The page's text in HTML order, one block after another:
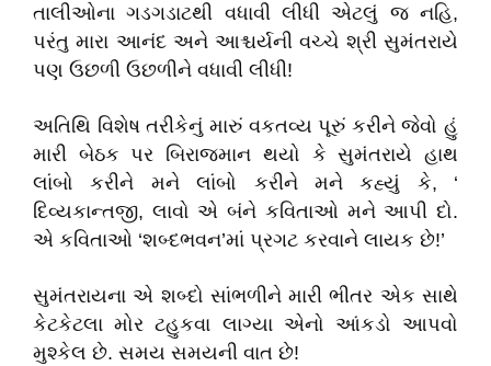
તાલીઓના ગડગડાટથી વધાવી લીધી એટલું જ નહિ,
પરંતુ મારા આનંદ અને આશ્ચર્યની વચ્ચે શ્રી સુમંતરાયે
પણ ઉછળી ઉછળીને વધાવી લીધી!
અતિથિ વિશેષ તરીકેનું મારું વકતવ્ય પૂરું કરીને જેવો હું
મારી બેઠક પર બિરાજમાન થયો કે સુમંતરાયે હાથ
લાંબો કરીને મને લાંબો કરીને મને કહ્યું કે, ‘
દિવ્યકાન્તજી, લાવો એ બંને કવિતાઓ મને આપી દો.
એ કવિતાઓ ‘શબ્દભવન’માં પ્રગટ કરવાને લાયક છે!’
સુમંતરાયના એ શબ્દો સાંભળીને મારી ભીતર એક સાથે
કેટકેટલા મોર ટહુકવા લાગ્યા એનો આંકડો આપવો
મુશ્કેલ છે. સમય સમયની વાત છે!